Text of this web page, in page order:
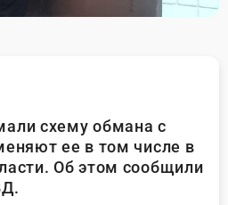
схему обмана с
ее в том числе в
Об этом сообщили